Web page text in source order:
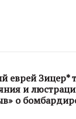
еврей Зицер*
и
о